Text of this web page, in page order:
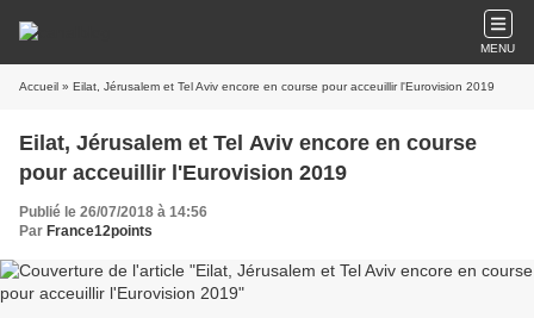
MENU
Accueil » Eilat, Jérusalem et Tel Aviv encore en course pour acceuillir l'Eurovision 2019
Eilat, Jérusalem et Tel Aviv encore en course
pour acceuillir l'Eurovision 2019
Publié le 26/07/2018 à 14:56
Par France12points